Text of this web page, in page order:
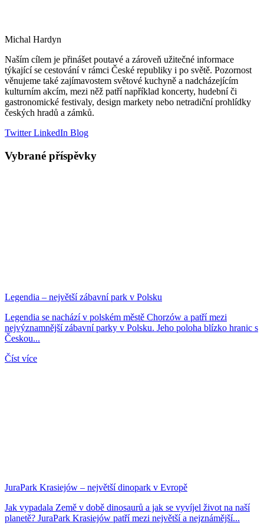
Michal Hardyn
Naším cílem je přinášet poutavé a zároveň užitečné informace
týkající se cestování v rámci České republiky i po světě. Pozornost
věnujeme také zajímavostem světové kuchyně a nadcházejícím
kulturním akcím, mezi něž patří například koncerty, hudební či
gastronomické festivaly, design markety nebo netradiční prohlídky
českých hradů a zámků.
TwitterLinkedIn Blog
Vybrané příspěvky
Legendia – největší zábavní park v Polsku
Legendia se nachází v polském městě Chorzów a patří mezi
nejvýznamnější zábavní parky v Polsku. Jeho poloha blízko hranic s
Českou...
Číst více
JuraPark Krasiejów – největší dinopark v Evropě
Jak vypadala Země v době dinosaurů a jak se vyvíjel život na naší
planetě? JuraPark Krasiejów patří mezi největší a nejznámější...